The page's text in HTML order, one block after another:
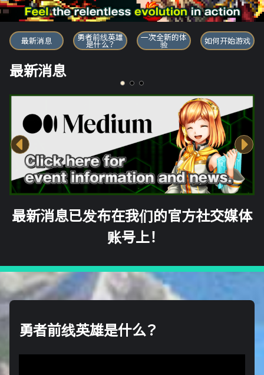
勇者前线英雄
最新消息 勇者前线英雄
是什么？
一次全新的体
验 如何开始游戏
最新消息
最新消息已发布在我们的官方社交媒体
账号上！
勇者前线英雄是什么？